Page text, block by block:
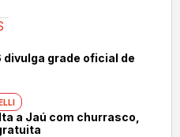
divulga grade oficial de
a Jaú com churrasco,